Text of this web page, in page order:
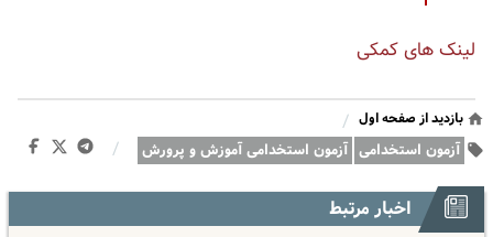
لینک های کمکی
بازدید از صفحه اول /
آزمون استخدامی آزمون استخدامی آموزش و پرورش /
اخبار مرتبط